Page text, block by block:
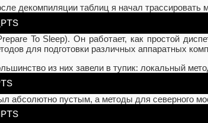
декомпиляции таблиц я начал трассировать
_PTS
To Sleep). Он работает, как простой
для подготовки различных аппаратных
из них завели в тупик: локальный
абсолютно пустым, а методы для северного